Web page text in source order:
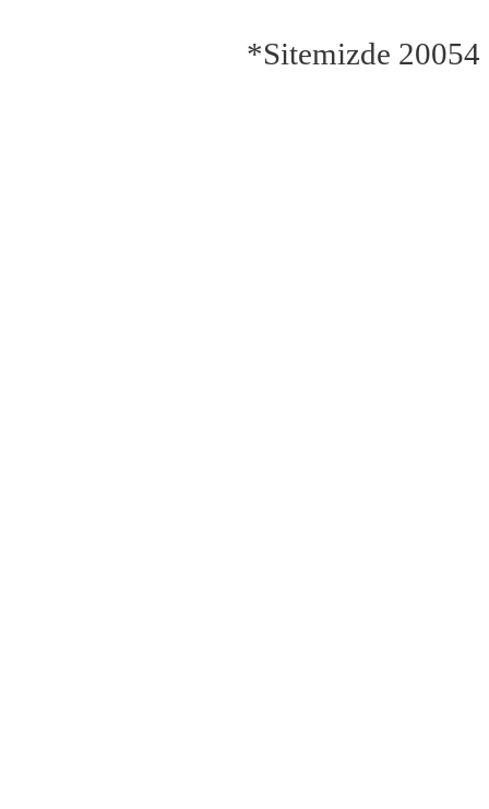
*Sitemizde 20054